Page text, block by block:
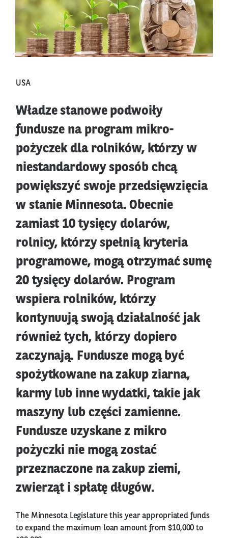
USA
Władze stanowe podwoiły
fundusze na program mikro-
pożyczek dla rolników, którzy w
niestandardowy sposób chcą
powiększyć swoje przedsięwzięcia
w stanie Minnesota. Obecnie
zamiast 10 tysięcy dolarów,
rolnicy, którzy spełnią kryteria
programowe, mogą otrzymać sumę
20 tysięcy dolarów. Program
wspiera rolników, którzy
kontynuują swoją działalność jak
również tych, którzy dopiero
zaczynają. Fundusze mogą być
spożytkowane na zakup ziarna,
karmy lub inne wydatki, takie jak
maszyny lub części zamienne.
Fundusze uzyskane z mikro
pożyczki nie mogą zostać
przeznaczone na zakup ziemi,
zwierząt i spłatę długów.
The Minnesota Legislature this year appropriated funds
to expand the maximum loan amount from $10,000 to